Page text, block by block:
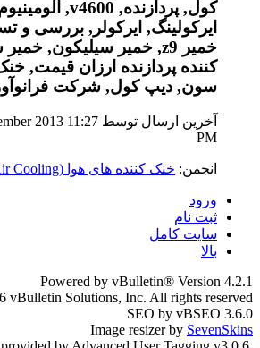
آخرین ارسال توسط Mehdi_FXX 28th December 2013 11:27
PM
انجمن: خنک کننده های هوا (Air Cooling)
ورود
ثبت نام
سایت کامل
بالا
Powered by vBulletin® Version 4.2.1
vBulletin Solutions, Inc. All rights reserved.
SEO by vBSEO 3.6.0
Image resizer by SevenSkins